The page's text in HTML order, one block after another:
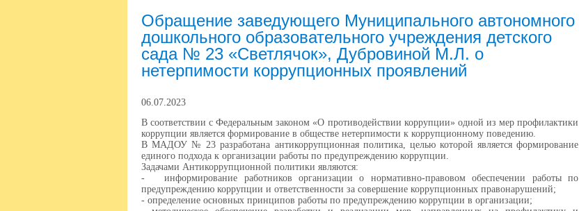
Обращение заведующего Муниципального автономного
дошкольного образовательного учреждения детского
сада № 23 «Светлячок», Дубровиной М.Л. о
нетерпимости коррупционных проявлений
06.07.2023
В соответствии с Федеральным законом «О противодействии коррупции» одной из мер профилактики
коррупции является формирование в обществе нетерпимости к коррупционному поведению.
В МАДОУ № 23 разработана антикоррупционная политика, целью которой является формирование
единого подхода к организации работы по предупреждению коррупции.
Задачами Антикоррупционной политики являются:
- информирование работников организации о нормативно-правовом обеспечении работы по
предупреждению коррупции и ответственности за совершение коррупционных правонарушений;
- определение основных принципов работы по предупреждению коррупции в организации;